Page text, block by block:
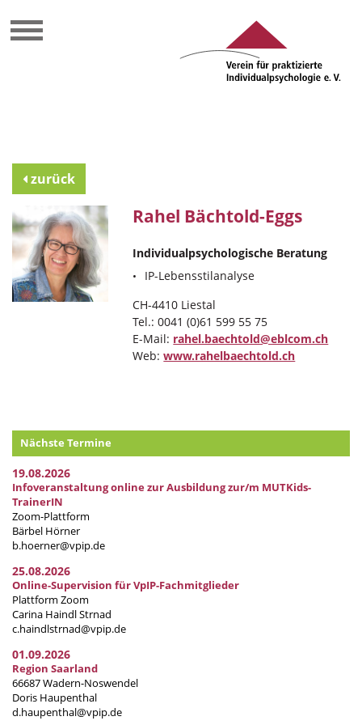
zurück
Rahel Bächtold-Eggs
Individualpsychologische Beratung
IP-Lebensstilanalyse
CH-4410 Liestal
Tel.: 0041 (0)61 599 55 75
E-Mail: rahel.baechtold@eblcom.ch
Web:www.rahelbaechtold.ch
Nächste Termine
19.08.2026
Infoveranstaltung online zur Ausbildung zur/m MUTKids-
TrainerIN
Zoom-Plattform
Bärbel Hörner
b.hoerner@vpip.de
25.08.2026
Online-Supervision für VpIP-Fachmitglieder
Plattform Zoom
Carina Haindl Strnad
c.haindlstrnad@vpip.de
01.09.2026
Region Saarland
66687 Wadern-Noswendel
Doris Haupenthal
d.haupenthal@vpip.de